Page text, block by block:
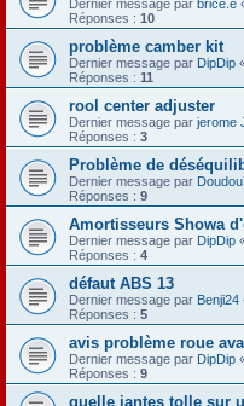
Dernier message par brice.e
Réponses : 10
problème camber kit
Dernier message par DipDip
Réponses : 11
rool center adjuster
Dernier message par jerome
Réponses : 3
Problème de
Dernier message par
Réponses : 9
Amortisseurs Showa
Dernier message par DipDip
Réponses : 4
défaut ABS 13
Dernier message par Benji24
Réponses : 5
avis problème roue
Dernier message par DipDip
Réponses : 9
quelle jantes tolle sur